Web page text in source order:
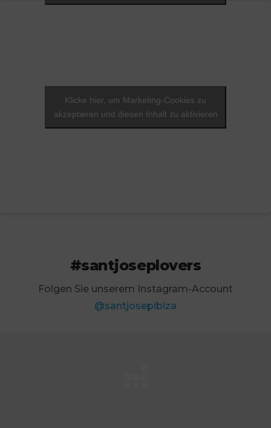
Klicke hier, um Marketing-Cookies zu
akzeptieren und diesen Inhalt zu aktivieren
#santjoseplovers
Folgen Sie unserem Instagram-Account
@santjosepibiza